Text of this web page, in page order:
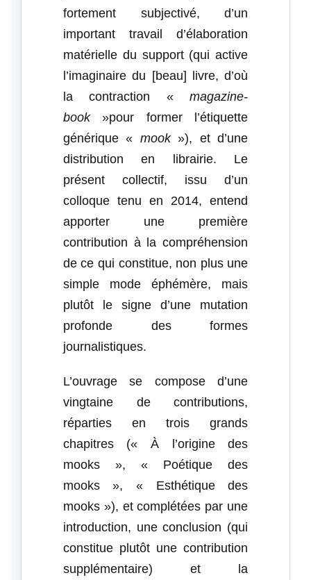
fortement subjectivé, d’un
important travail d’élaboration
matérielle du support (qui active
l’imaginaire du [beau] livre, d’où
la contraction «magazine-
book»pour former l’étiquette
générique « mook»), et d’une
distribution en librairie. Le
présent collectif, issu d’un
colloque tenu en 2014, entend
apporter une première
contribution à la compréhension
de ce qui constitue, non plus une
simple mode éphémère, mais
plutôt le signe d’une mutation
profonde des formes
journalistiques.
L’ouvrage se compose d’une
vingtaine de contributions,
réparties en trois grands
chapitres (« À l’origine des
mooks », « Poétique des
mooks », « Esthétique des
mooks »), et complétées par une
introduction, une conclusion (qui
constitue plutôt une contribution
supplémentaire) et la